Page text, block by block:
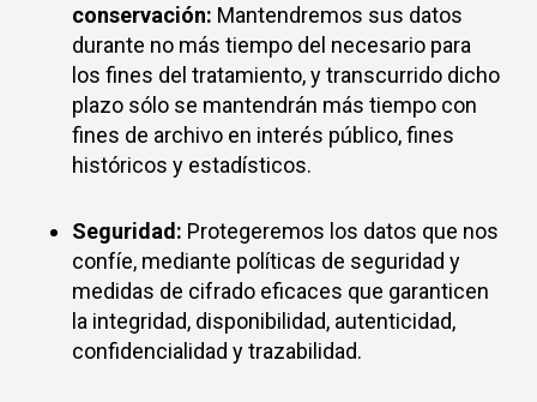
conservación: Mantendremos sus datos
durante no más tiempo del necesario para
los fines del tratamiento, y transcurrido dicho
plazo sólo se mantendrán más tiempo con
fines de archivo en interés público, fines
históricos y estadísticos.
Seguridad: Protegeremos los datos que nos
confíe, mediante políticas de seguridad y
medidas de cifrado eficaces que garanticen
la integridad, disponibilidad, autenticidad,
confidencialidad y trazabilidad.